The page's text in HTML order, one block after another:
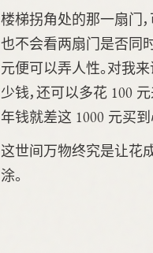
楼梯拐角处的那一扇门
也不会看两扇门是否同
元便可以弄人性。对我
少钱，还可以多花 100
年钱就差这 1000 元买到
这世间万物终究是让花成
涂。